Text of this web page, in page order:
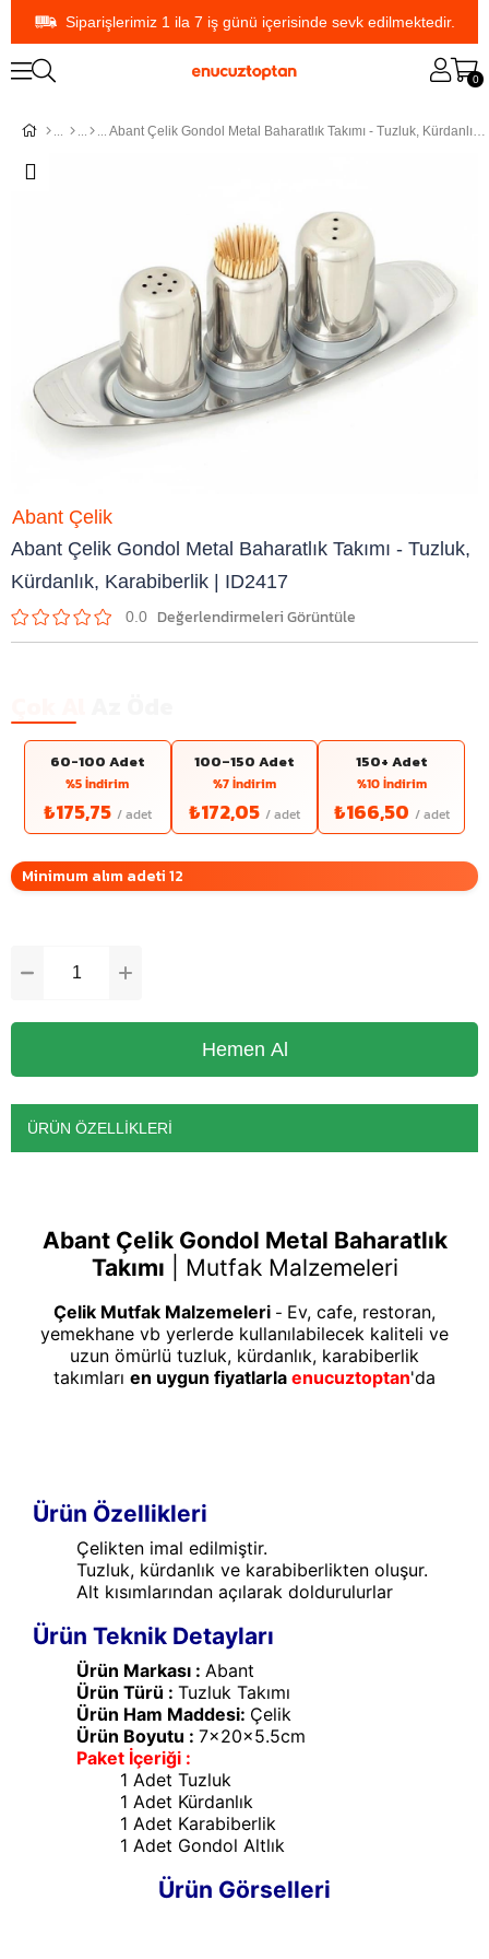
Siparişlerimiz 1 ila 7 iş günü içerisinde sevk edilmektedir.
0
Abant Çelik Gondol Metal Baharatlık Takımı - Tuzluk, Kürdanlık, Karabiberlik | ID2417
Abant Çelik Gondol Metal Baharatlık Takımı - Tuzluk,
Kürdanlık, Karabiberlik | ID2417
0.0
Abant Çelik
60-100 Adet
%5 İndirim
₺175,75
100–150 Adet
%7 İndirim
₺172,05
150+ Adet
%10 İndirim
₺166,50
Minimum alım adeti 12
ÜRÜN ÖZELLIKLERI
Abant Çelik Gondol Metal Baharatlık
Takımı
Mutfak Malzemeleri
Çelik Mutfak Malzemeleri - Ev, cafe, restoran,
yemekhane vb yerlerde kullanılabilecek kaliteli ve
uzun ömürlü tuzluk, kürdanlık, karabiberlik
takımları en uygun fiyatlarla enucuztoptan'da
Ürün Özellikleri
Çelikten imal edilmiştir.
Tuzluk, kürdanlık ve karabiberlikten oluşur.
Alt kısımlarından açılarak doldurulurlar
Ürün Teknik Detayları
Ürün Markası : Abant
Ürün Türü : Tuzluk Takımı
Ürün Ham Maddesi: Çelik
Ürün Boyutu : 7x20x5.5cm
Paket İçeriği :
1 Adet Tuzluk
1 Adet Kürdanlık
1 Adet Karabiberlik
1 Adet Gondol Altlık
Ürün Görselleri